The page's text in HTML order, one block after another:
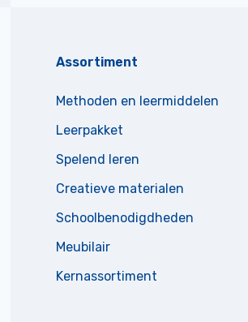
Assortiment
Methoden en leermiddelen
Leerpakket
Spelend leren
Creatieve materialen
Schoolbenodigdheden
Meubilair
Kernassortiment